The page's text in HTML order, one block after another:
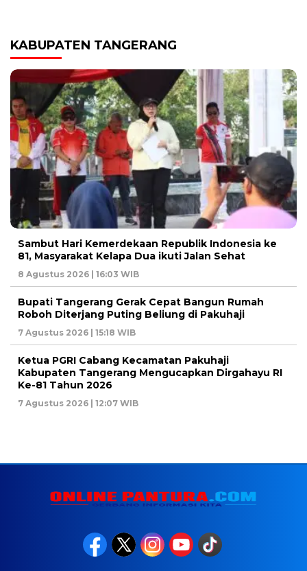
KABUPATEN TANGERANG
Sambut Hari Kemerdekaan Republik Indonesia ke
81, Masyarakat Kelapa Dua ikuti Jalan Sehat
8 Agustus 2026 | 16:03 WIB
Bupati Tangerang Gerak Cepat Bangun Rumah
Roboh Diterjang Puting Beliung di Pakuhaji
7 Agustus 2026 | 15:18 WIB
Ketua PGRI Cabang Kecamatan Pakuhaji
Kabupaten Tangerang Mengucapkan Dirgahayu RI
Ke-81 Tahun 2026
7 Agustus 2026 | 12:07 WIB